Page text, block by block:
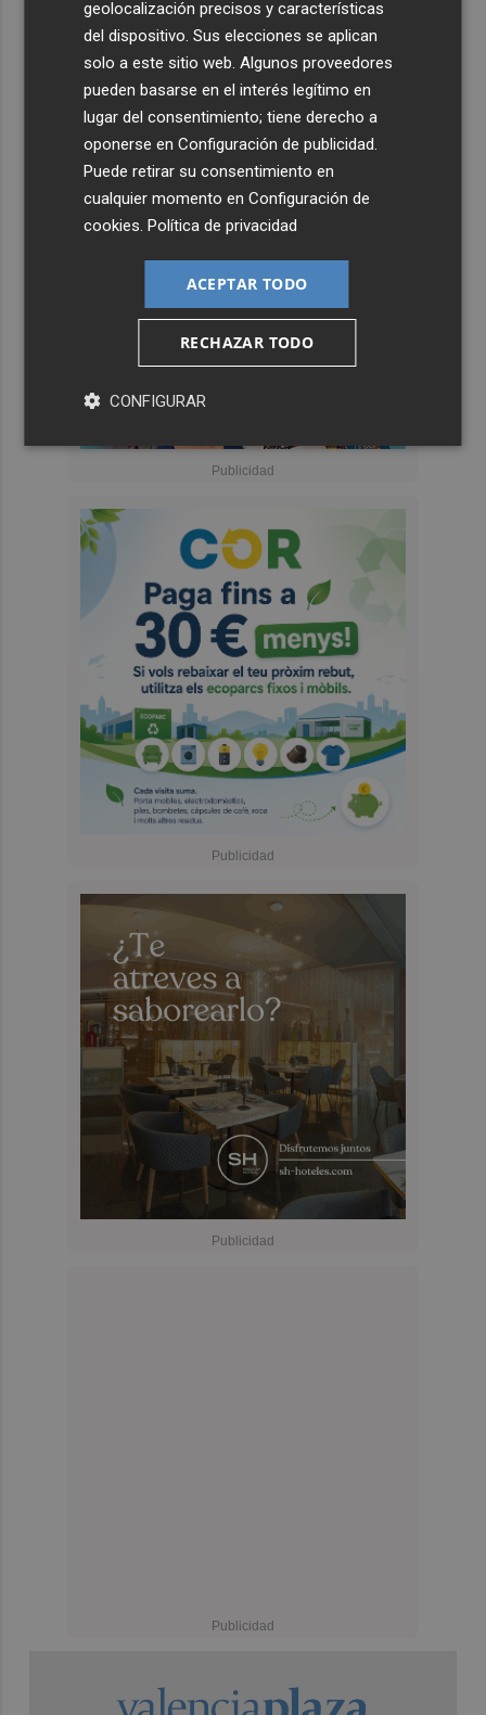
geolocalización precisos y características
del dispositivo. Sus elecciones se aplican
solo a este sitio web. Algunos proveedores
pueden basarse en el interés legítimo en
lugar del consentimiento; tiene derecho a
oponerse enConfiguración de publicidad
Puede retirar su consentimiento en
cualquier momento enConfiguración de
cookies .Política de privacidad
ACEPTAR TODO
RECHAZAR TODO
CONFIGURAR